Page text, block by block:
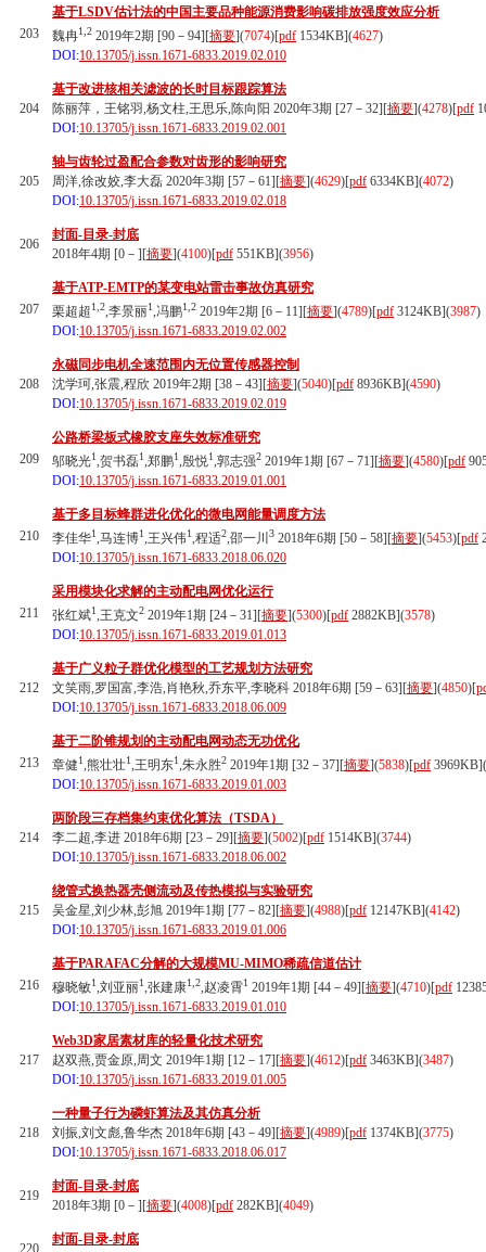
203
基于LSDV估计法的中国主要品种能源消费影响碳排放强度效应分析
魏冉1,2 2019年2期 [90－94][摘要](7074)[pdf 1534KB](4627)
DOI:10.13705/j.issn.1671-6833.2019.02.010
204
基于改进核相关滤波的长时目标跟踪算法
陈丽萍，王铭羽,杨文柱,王思乐,陈向阳 2020年3期 [27－32][摘要](4278)[pdf
DOI:10.13705/j.issn.1671-6833.2019.02.001
205
轴与齿轮过盈配合参数对齿形的影响研究
周洋,徐改姣,李大磊 2020年3期 [57－61][摘要](4629)[pdf 6334KB](4072)
DOI:10.13705/j.issn.1671-6833.2019.02.018
206
封面-目录-封底
2018年4期 [0－][摘要](4100)[pdf 551KB](3956)
207
基于ATP-EMTP的某变电站雷击事故仿真研究
栗超超1,2,李景丽1,冯鹏1,2 2019年2期 [6－11][摘要](4789)[pdf 3124KB](3987)
DOI:10.13705/j.issn.1671-6833.2019.02.002
208
永磁同步电机全速范围内无位置传感器控制
沈学珂,张震,程欣 2019年2期 [38－43][摘要](5040)[pdf 8936KB](4590)
DOI:10.13705/j.issn.1671-6833.2019.02.019
209
公路桥梁板式橡胶支座失效标准研究
邬晓光1,贺书磊1,郑鹏1,殷悦1,郭志强2 2019年1期 [67－71][摘要](4580)[pdf
DOI:10.13705/j.issn.1671-6833.2019.01.001
210
基于多目标蜂群进化优化的微电网能量调度方法
李佳华1,马连博1,王兴伟1,程适2,邵一川 3 2018年6期 [50－58][摘要](5453)[pdf
DOI:10.13705/j.issn.1671-6833.2018.06.020
211
采用模块化求解的主动配电网优化运行
张红斌1,王克文2 2019年1期 [24－31][摘要](5300)[pdf 2882KB](3578)
DOI:10.13705/j.issn.1671-6833.2019.01.013
212
基于广义粒子群优化模型的工艺规划方法研究
文笑雨,罗国富,李浩,肖艳秋,乔东平,李晓科 2018年6期 [59－63][摘要](4850)[
DOI:10.13705/j.issn.1671-6833.2018.06.009
213
基于二阶锥规划的主动配电网动态无功优化
章健1,熊壮壮1,王明东1,朱永胜2 2019年1期 [32－37][摘要](5838)[pdf 3969KB](
DOI:10.13705/j.issn.1671-6833.2019.01.003
214
两阶段三存档集约束优化算法（TSDA）
李二超,李进 2018年6期 [23－29][摘要](5002)[pdf 1514KB](3744)
DOI:10.13705/j.issn.1671-6833.2018.06.002
215
绕管式换热器壳侧流动及传热模拟与实验研究
吴金星,刘少林,彭旭 2019年1期 [77－82][摘要](4988)[pdf 12147KB](4142)
DOI:10.13705/j.issn.1671-6833.2019.01.006
216
基于PARAFAC分解的大规模MU-MIMO稀疏信道估计
穆晓敏1,刘亚丽1,张建康1,2,赵凌霄1 2019年1期 [44－49][摘要](4710)[pdf
DOI:10.13705/j.issn.1671-6833.2019.01.010
217
Web3D家居素材库的轻量化技术研究
赵双燕,贾金原,周文 2019年1期 [12－17][摘要](4612)[pdf 3463KB](3487)
DOI:10.13705/j.issn.1671-6833.2019.01.005
218
一种量子行为磷虾算法及其仿真分析
刘振,刘文彪,鲁华杰 2018年6期 [43－49][摘要](4989)[pdf 1374KB](3775)
DOI:10.13705/j.issn.1671-6833.2018.06.017
219
封面-目录-封底
2018年3期 [0－][摘要](4008)[pdf 282KB](4049)
220
封面-目录-封底